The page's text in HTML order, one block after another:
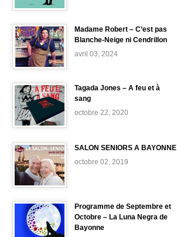
Madame Robert – C’est pas
Blanche-Neige ni Cendrillon
avril 03, 2024
Tagada Jones – A feu et à
sang
octobre 22, 2020
SALON SENIORS A BAYONNE
octobre 02, 2019
Programme de Septembre et
Octobre – La Luna Negra de
Bayonne